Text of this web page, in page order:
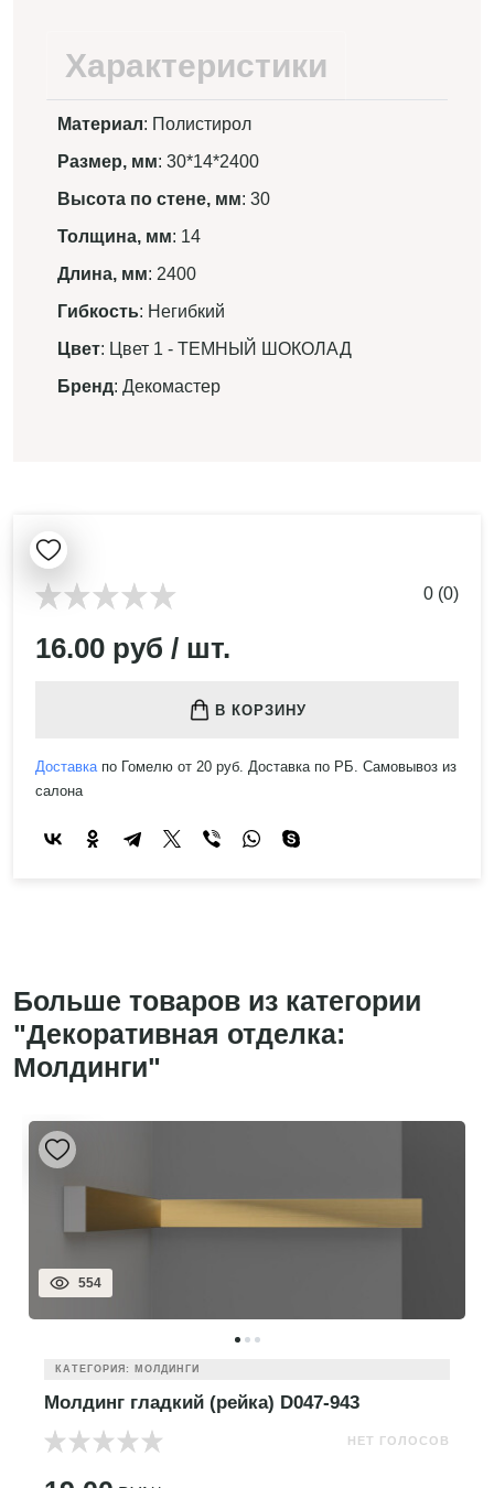
Характеристики
Материал: Полистирол
Размер, мм: 30*14*2400
Высота по стене, мм: 30
Толщина, мм: 14
Длина, мм: 2400
Гибкость: Негибкий
Цвет: Цвет 1 - ТЕМНЫЙ ШОКОЛАД
Бренд: Декомастер
0 (0)
16.00 руб / шт.
В КОРЗИНУ
Доставкапо Гомелю от 20 руб. Доставка по РБ. Самовывоз из
салона
Больше товаров из категории
"Декоративная отделка:
Молдинги"
554
КАТЕГОРИЯ: МОЛДИНГИ
Молдинг гладкий (рейка) D047-943
НЕТ ГОЛОСОВ